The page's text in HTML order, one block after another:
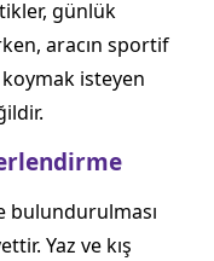
günlük
aracın sportif
isteyen
bulundurulması
Yaz ve kış